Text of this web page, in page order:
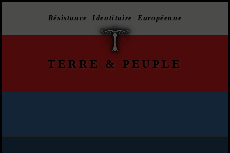
Résistance Identitaire Européenne
TERRE & PEUPLE